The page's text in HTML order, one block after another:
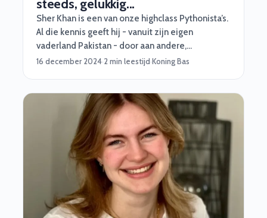
steeds, gelukkig...
Sher Khan is een van onze highclass Pythonista’s.
Al die kennis geeft hij - vanuit zijn eigen
vaderland Pakistan - door aan andere,
talentvolle Pythonista’s. Zo’n 3 uur per dag. Met
gaan we het nu niet over hebben. Vandaag geeft
Sher een kort lesje in veerkracht en de kracht van
het ‘gewoon oplossen’. Go!
16 december 2024·2 min leestijd·Koning Bas